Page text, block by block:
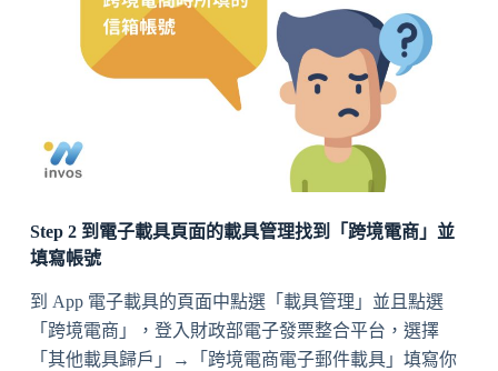
Step 2 到電子載具頁面的載具管理找到「跨境電商」並
填寫帳號
到 App 電子載具的頁面中點選「載具管理」並且點選
「跨境電商」，登入財政部電子發票整合平台，選擇
「其他載具歸戶」→「跨境電商電子郵件載具」填寫你